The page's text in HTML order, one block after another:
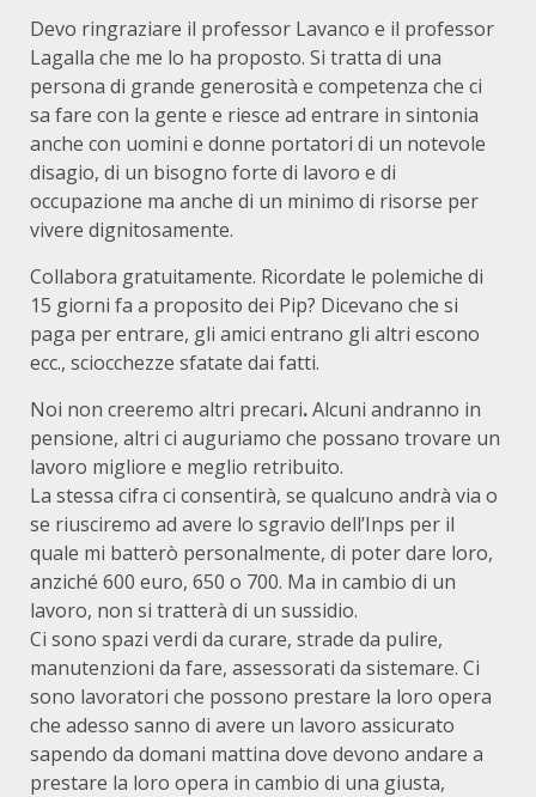
Devo ringraziare il professor Lavanco e il professor
Lagalla che me lo ha proposto. Si tratta di una
persona di grande generosità e competenza che ci
sa fare con la gente e riesce ad entrare in sintonia
anche con uomini e donne portatori di un notevole
disagio, di un bisogno forte di lavoro e di
occupazione ma anche di un minimo di risorse per
vivere dignitosamente.
Collabora gratuitamente. Ricordate le polemiche di
15 giorni fa a proposito dei Pip? Dicevano che si
paga per entrare, gli amici entrano gli altri escono
ecc., sciocchezze sfatate dai fatti.
Noi non creeremo altri precari.Alcuni andranno in
pensione, altri ci auguriamo che possano trovare un
lavoro migliore e meglio retribuito.
La stessa cifra ci consentirà, se qualcuno andrà via o
se riusciremo ad avere lo sgravio dell’Inps per il
quale mi batterò personalmente, di poter dare loro,
anziché 600 euro, 650 o 700. Ma in cambio di un
lavoro, non si tratterà di un sussidio.
Ci sono spazi verdi da curare, strade da pulire,
manutenzioni da fare, assessorati da sistemare. Ci
sono lavoratori che possono prestare la loro opera
che adesso sanno di avere un lavoro assicurato
sapendo da domani mattina dove devono andare a
prestare la loro opera in cambio di una giusta,